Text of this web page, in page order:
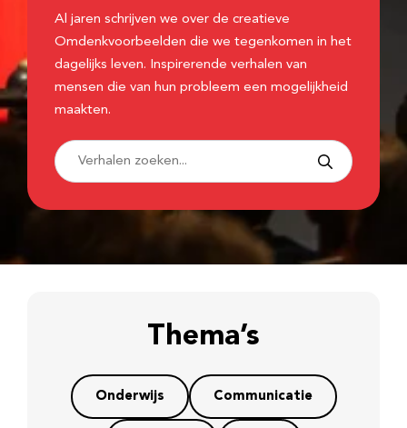
Al jaren schrijven we over de creatieve
Omdenkvoorbeelden die we tegenkomen in het
dagelijks leven. Inspirerende verhalen van
mensen die van hun probleem een mogelijkheid
maakten.
Thema’s
Onderwijs Communicatie